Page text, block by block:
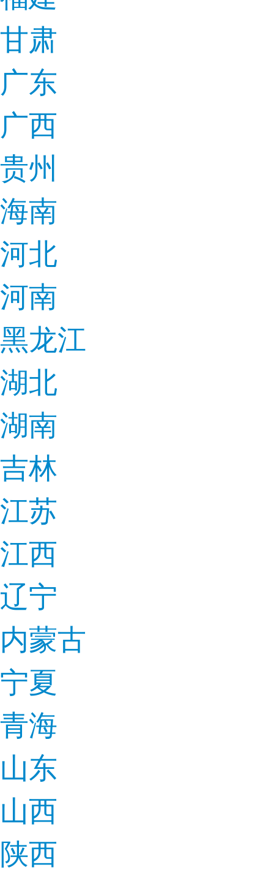
甘肃
广东
广西
贵州
海南
河北
河南
黑龙江
湖北
湖南
吉林
江苏
江西
辽宁
内蒙古
宁夏
青海
山东
山西
陕西